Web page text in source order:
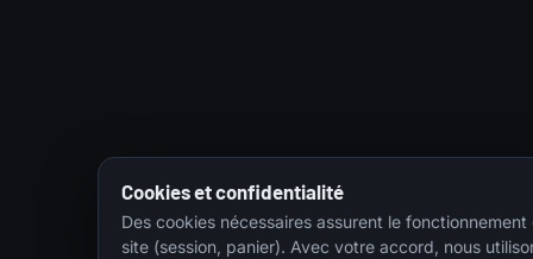
Cookies et confidentialité
Des cookies nécessaires assurent le fonctionnement
site (session, panier). Avec votre accord, nous